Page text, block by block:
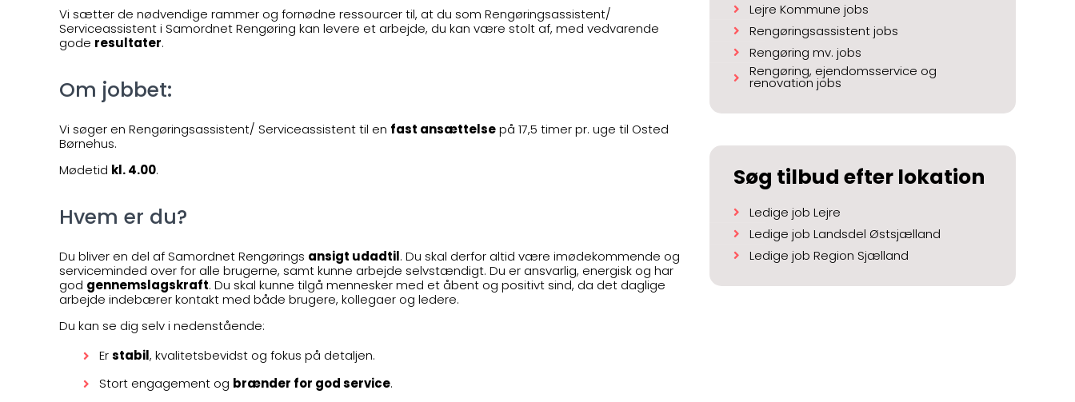
Vi sætter de nødvendige rammer og fornødne ressourcer til, at du som Rengøringsassistent/
Serviceassistent i Samordnet Rengøring kan levere et arbejde, du kan være stolt af, med vedvarende
gode resultater.
Om jobbet:
Vi søger en Rengøringsassistent/ Serviceassistent til en fast ansættelsepå 17,5 timer pr. uge til Osted
Børnehus.
Mødetid kl. 4.00.
Hvem er du?
Du bliver en del af Samordnet Rengørings ansigt udadtil. Du skal derfor altid være imødekommende og
serviceminded over for alle brugerne, samt kunne arbejde selvstændigt. Du er ansvarlig, energisk og har
god gennemslagskraft. Du skal kunne tilgå mennesker med et åbent og positivt sind, da det daglige
arbejde indebærer kontakt med både brugere, kollegaer og ledere.
Du kan se dig selv i nedenstående:
Erstabil, kvalitetsbevidst og fokus på detaljen.
Stort engagement og brænder for god service.
Lejre Kommune jobs
Rengøringsassistent jobs
Rengøring mv. jobs
Rengøring, ejendomsservice og
renovation jobs
Søg tilbud efter lokation
Ledige job Lejre
Ledige job Landsdel Østsjælland
Ledige job Region Sjælland